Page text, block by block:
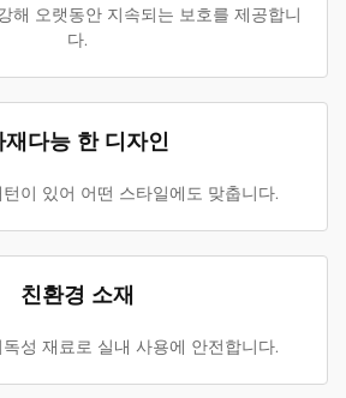
해 오랫동안 지속되는 보호를 제공합니
다.
재다능 한 디자인
이 있어 어떤 스타일에도 맞춥니다.
친환경 소재
성 재료로 실내 사용에 안전합니다.